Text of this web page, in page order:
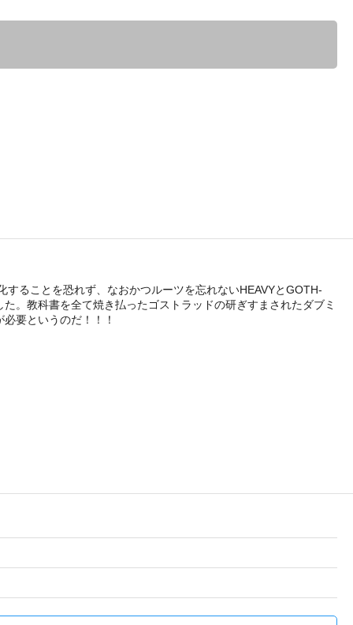
ることを恐れず、なおかつルーツを忘れないHEAVYとGOTH-
。教科書を全て焼き払ったゴストラッドの研ぎすまされたダブミ
要というのだ！！！